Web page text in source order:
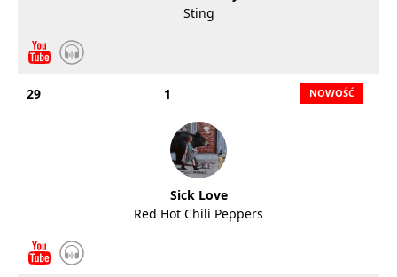
Sting
29 1
Sick Love
Red Hot Chili Peppers